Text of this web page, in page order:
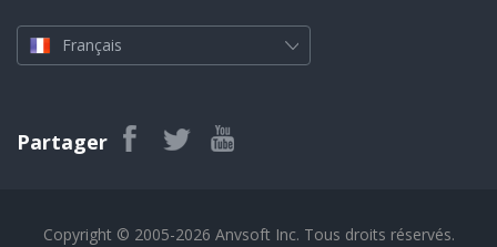
Français
Partager
Copyright © 2005-2026 Anvsoft Inc. Tous droits réservés.